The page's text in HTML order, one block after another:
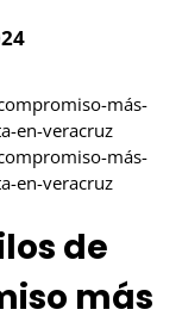
de
más